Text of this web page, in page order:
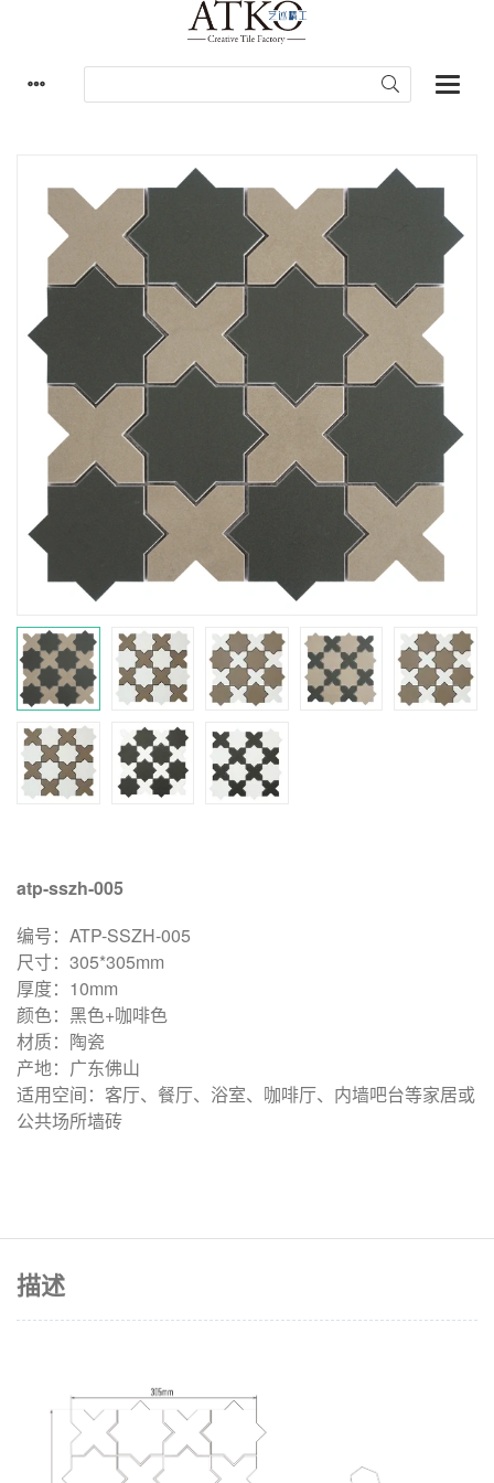
atp-sszh-005
编号：ATP-SSZH-005
尺寸：305*305mm
厚度：10mm
颜色：黑色+咖啡色
材质：陶瓷
产地：广东佛山
适用空间：客厅、餐厅、浴室、咖啡厅、内墙吧台等家居或
公共场所墙砖
描述